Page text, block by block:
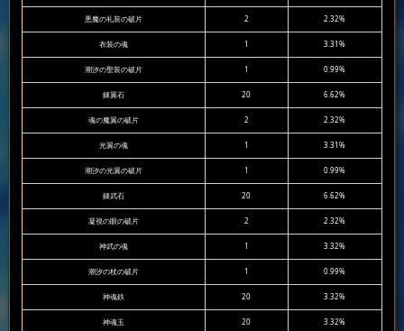
悪魔の礼装の破片 2 2.32%
衣装の魂 1 3.31%
潮汐の聖装の破片 1 0.99%
錬翼石 20 6.62%
魂の魔翼の破片 2 2.32%
光翼の魂 1 3.31%
潮汐の光翼の破片 1 0.99%
錬武石 20 6.62%
凝視の眼の破片 2 2.32%
神武の魂 1 3.32%
潮汐の杖の破片 1 0.99%
神魂鉄 20 3.32%
神魂玉 20 3.32%